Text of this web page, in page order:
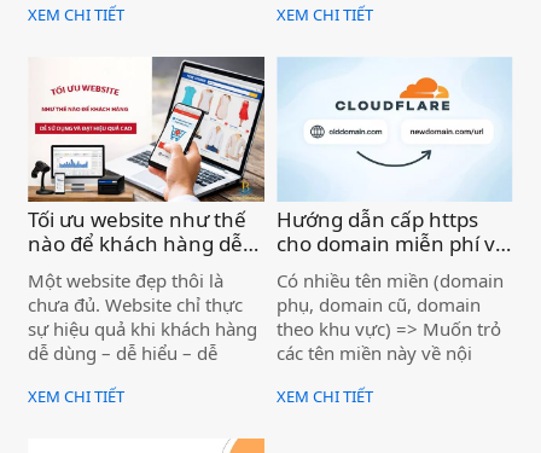
cận khách hàng từ Google.
dịch vụ và thấy doanh
nghiệp có website rõ ràng,
chuyên nghiệp, khả năng
liên hệ sẽ cao hơn rất nhiều.
XEM CHI TIẾT
sống. Ngành thiết kế
hướng này. Khi AI ngày
càng thông minh hơn, cách
doanh nghiệp xây dựng và
vận hành website cũng sẽ
XEM CHI TIẾT
Tối ưu website như thế
nào để khách hàng dễ
sử dụng và đạt hiệu
quả? )
Một website đẹp thôi là
chưa đủ. Website chỉ thực
sự hiệu quả khi khách hàng
dễ dùng – dễ hiểu – dễ
thiện với Google để tiếp cận
XEM CHI TIẾT
Hướng dẫn cấp https
cho domain miễn phí và
redirect đến 1 url bất kỳ
mà không cần thêm
hosting )
Có nhiều tên miền (domain
phụ, domain cũ, domain
theo khu vực) => Muốn trỏ
các tên miền này về nội
chính, mà không muốn
XEM CHI TIẾT